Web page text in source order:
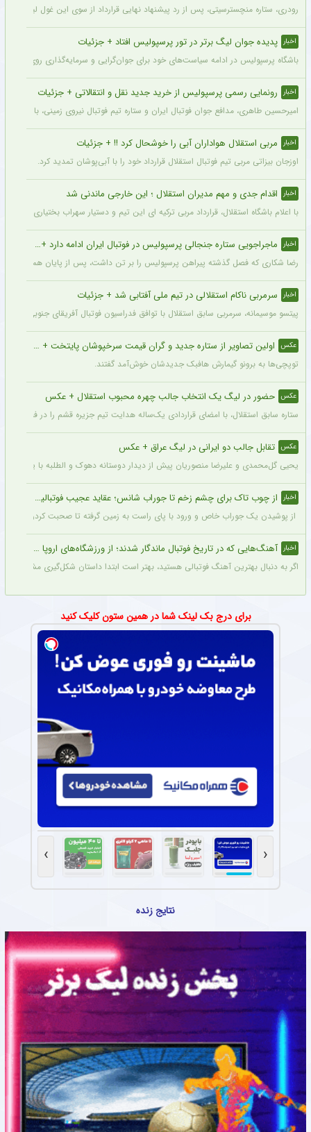
رودری، ستاره منچسترسیتی، پس از رد پیشنهاد نهایی قرارداد از سوی این غول لیگ
اخبار پدیده جوان لیگ برتر در تور پرسپولیس افتاد + جزئیات
باشگاه پرسپولیس در ادامه سیاست‌های خود برای جوان‌گرایی و سرمایه‌گذاری روی استعدادهای آینده فوتبال
اخبار رونمایی رسمی پرسپولیس از خرید جدید نقل و انتقالاتی + جزئیات
امیرحسین طاهری، مدافع جوان فوتبال ایران و ستاره تیم فوتبال نیروی زمینی، با
اخبار مربی استقلال هواداران آبی را خوشحال کرد !! + جزئیات
اوزجان بیزاتی مربی تیم فوتبال استقلال قرارداد خود را با آبی‌پوشان تمدید کرد.
اخبار اقدام جدی و مهم مدیران استقلال ؛ این خارجی ماندنی شد
با اعلام باشگاه استقلال، قرارداد مربی ترکیه ای این تیم و دستیار سهراب بختیاری زاده
اخبار ماجراجویی ستاره جنجالی پرسپولیس در فوتبال ایران ادامه دارد + جزئیات
رضا شکاری که فصل گذشته پیراهن پرسپولیس را بر تن داشت، پس از پایان همکاری با
اخبار سرمربی ناکام استقلالی در تیم ملی آفتابی شد + جزئیات
پیتسو موسیمانه، سرمربی سابق استقلال با توافق فدراسیون فوتبال آفریقای جنوبی
عکس اولین تصاویر از ستاره جدید و گران قیمت سرخپوشان پایتخت + عکس
توپچی‌ها به برونو گیمارش هافبک جدیدشان خوش‌آمد گفتند.
عکس حضور در لیگ یک انتخاب جالب چهره محبوب استقلال + عکس
ستاره سابق استقلال، با امضای قراردادی یک‌ساله هدایت تیم جزیره قشم را در فصل
عکس تقابل جالب دو ایرانی در لیگ عراق + عکس
یحیی گل‌محمدی و علیرضا منصوریان پیش از دیدار دوستانه دهوک و الطلبه با یکدیگر
اخبار از چوب تاک برای چشم زخم تا جوراب شانس؛ عقاید عجیب فوتبالیست‌ها!
از پوشیدن یک جوراب خاص و ورود با پای راست به زمین گرفته تا صحبت کردن با
اخبار آهنگ‌هایی که در تاریخ فوتبال ماندگار شدند؛ از ورزشگاه‌های اروپا تا جام جهانی
اگر به دنبال بهترین آهنگ فوتبالی هستید، بهتر است ابتدا داستان شکل‌گیری
برای درج بک لینک شما در همین ستون کلیک کنید
‹
›
نتایج زنده